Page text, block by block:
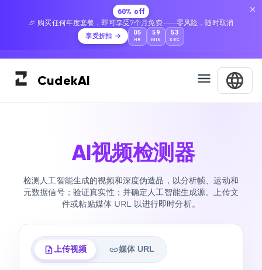
60% off
🎉 购买任何年度套餐，即可享受7个月免费——零风险，随时取消
享受折扣 05
HR
59
MIN
51
SEC
CudekAI
AI视频检测器
检测人工智能生成的视频和深度伪造品，以分析帧、运动和
元数据信号；验证真实性；并确定人工智能生成源。上传文
件或粘贴媒体 URL 以进行即时分析。
上传视频 媒体 URL